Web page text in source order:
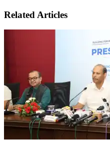
Related Articles